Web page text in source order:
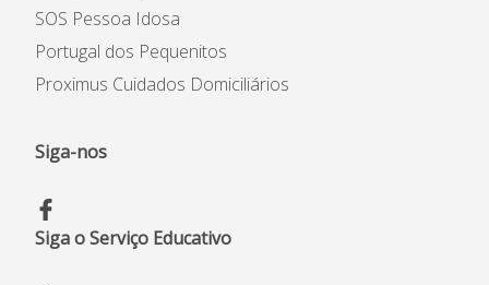
SOS Pessoa Idosa
Portugal dos Pequenitos
Proximus Cuidados Domiciliários
Siga-nos
Siga o Serviço Educativo